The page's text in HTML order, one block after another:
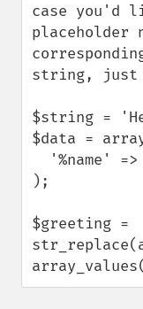
case you'd
placeholder
string, just
$string =
$data =
);
$greeting =